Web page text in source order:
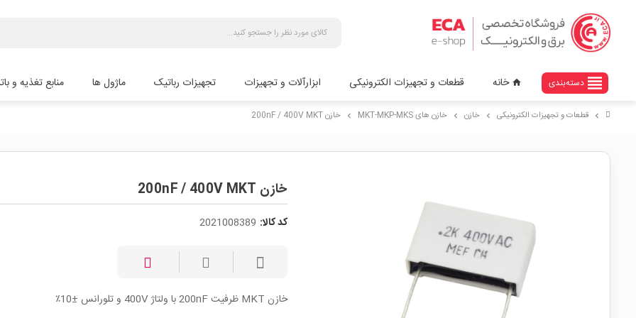
view_headline دسته‌بندی home خانه قطعات و تجهیزات الکترونیکی ابزارآلات و تجهیزات تجهیزات رباتیک ماژول ها منابع تغذیه و
chevron_right قطعات و تجهیزات الکترونیکی chevron_right خازن chevron_right خازن های MKT-MKP-MKS chevron_right خازن 200nF / 400V MKT
خازن 200nF / 400V MKT
کد کالا: 2021008389
خازن MKT ظرفیت 200nF با ولتاژ 400V و تلورانس ±10٪